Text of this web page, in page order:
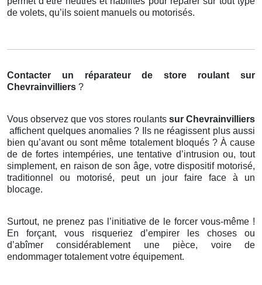
de volets, qu’ils soient manuels ou motorisés.
Contacter un réparateur de store roulant
sur
Chevrainvilliers ?
Vous observez que vos stores roulants sur Chevrainvilliers
affichent quelques anomalies ? Ils ne réagissent plus aussi
bien qu’avant ou sont même totalement bloqués ? À cause
de de fortes intempéries, une tentative d’intrusion ou, tout
simplement, en raison de son âge, votre dispositif motorisé,
traditionnel ou motorisé, peut un jour faire face à un
blocage.
Surtout, ne prenez pas l’initiative de le forcer vous-même !
En forçant, vous risqueriez d’empirer les choses ou
d’abîmer considérablement une pièce, voire de
endommager totalement votre équipement.